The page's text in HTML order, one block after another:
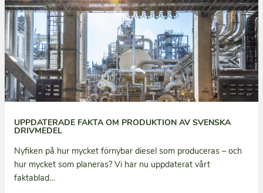
UPPDATERADE FAKTA OM PRODUKTION AV SVENSKA
DRIVMEDEL
Nyfiken på hur mycket förnybar diesel som produceras – och
hur mycket som planeras? Vi har nu uppdaterat vårt
faktablad…